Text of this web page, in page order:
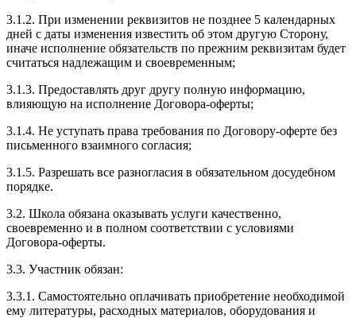
3.1.2. При изменении реквизитов не позднее 5 календарных
дней с даты изменения известить об этом другую Сторону,
иначе исполнение обязательств по прежним реквизитам будет
считаться надлежащим и своевременным;
3.1.3. Предоставлять друг другу полную информацию,
влияющую на исполнение Договора-оферты;
3.1.4. Не уступать права требования по Договору-оферте без
письменного взаимного согласия;
3.1.5. Разрешать все разногласия в обязательном досудебном
порядке.
3.2. Школа обязана оказывать услуги качественно,
своевременно и в полном соответствии с условиями
Договора-оферты.
3.3. Участник обязан:
3.3.1. Cамостоятельно оплачивать приобретение необходимой
ему литературы, расходных материалов, оборудования и